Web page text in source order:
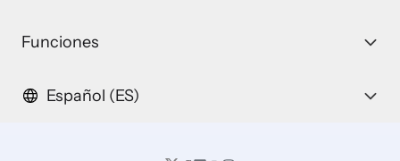
Funciones
Español (ES)